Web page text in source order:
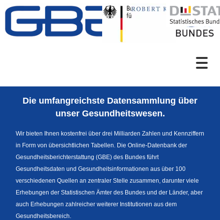
Zum Inhalt
Sprachumschaltung
News
Die umfangreichste Datensammlung über
unser Gesundheitswesen.
Wir bieten Ihnen kostenfrei über drei Milliarden Zahlen und Kennziffern
in Form von übersichtlichen Tabellen. Die Online-Datenbank der
Gesundheitsberichterstattung (GBE) des Bundes führt
Gesundheitsdaten und Gesundheitsinformationen aus über 100
verschiedenen Quellen an zentraler Stelle zusammen, darunter viele
Erhebungen der Statistischen Ämter des Bundes und der Länder, aber
auch Erhebungen zahlreicher weiterer Institutionen aus dem
Gesundheitsbereich.